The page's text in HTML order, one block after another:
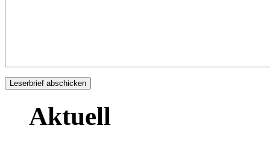
Aktuell